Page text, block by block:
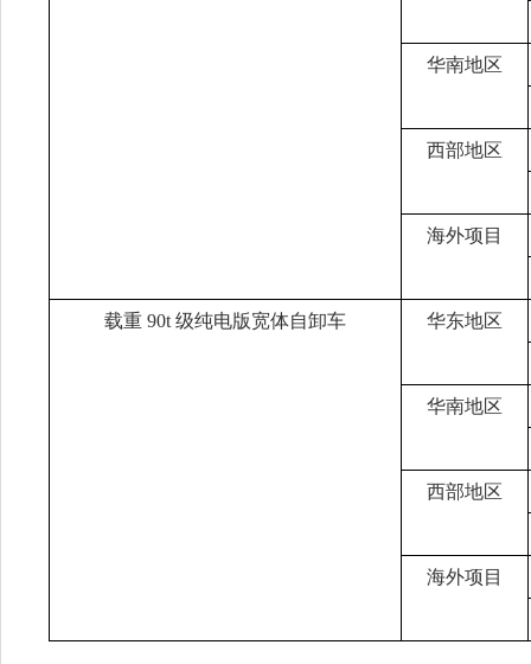
华南地区
西部地区
海外项目
载重 90t 级纯电版宽体自卸车 华东地区
华南地区
西部地区
海外项目